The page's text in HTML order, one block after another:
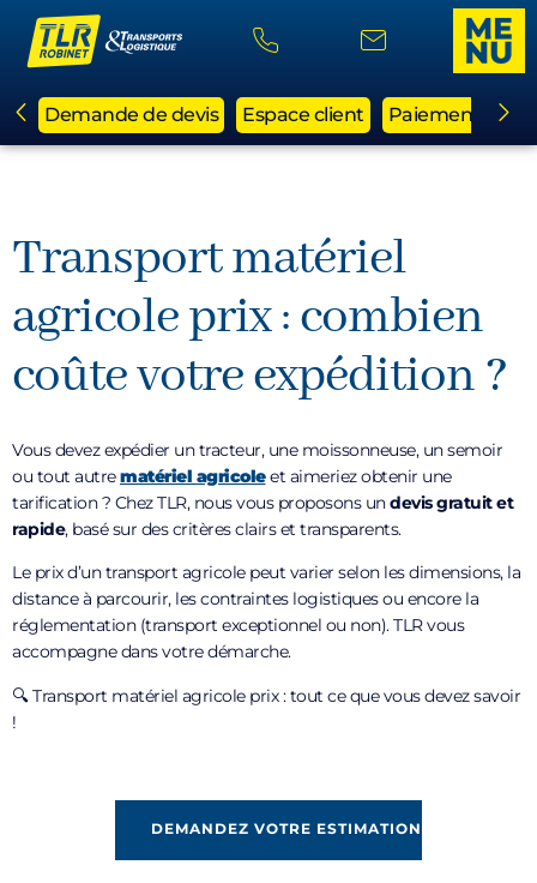
Demande de devis Espace client Paiement en
Transport matériel
agricole prix : combien
coûte votre expédition ?
Vous devez expédier un tracteur, une moissonneuse, un semoir
ou tout autrematériel agricoleet aimeriez obtenir une
tarification ? Chez TLR, nous vous proposons undevis gratuit et
rapide, basé sur des critères clairs et transparents.
Le prix d’un transport agricole peut varier selon les dimensions, la
distance à parcourir, les contraintes logistiques ou encore la
réglementation (transport exceptionnel ou non). TLR vous
accompagne dans votre démarche.
🔍 Transport matériel agricole prix : tout ce que vous devez savoir
!
DEMANDEZ VOTRE ESTIMATION